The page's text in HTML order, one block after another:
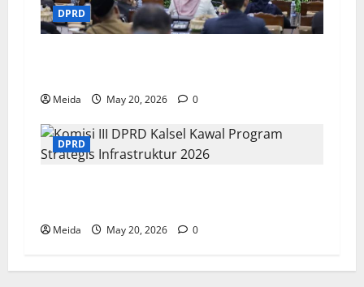
DPRD
Meida May 20, 2026 0
DPRD
Meida May 20, 2026 0